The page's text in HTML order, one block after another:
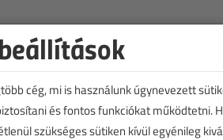
cég, mi is használunk úgynevezett
és fontos funkciókat működtetni.
szükséges sütiken kívül egyénileg